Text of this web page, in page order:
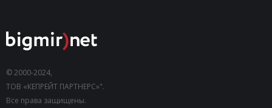
© 2000-2024,
ТОВ «КЕПРЕЙТ ПАРТНЕРС»".
Все права защищены.